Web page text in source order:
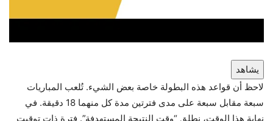
يشاهد
لاحظ أن قواعد هذه البطولة خاصة بعض الشيء. تُلعب المباريات
سبعة مقابل سبعة على مدى فترتين مدة كل منهما 18 دقيقة. في
نهاية هذا الوقت، نطلق “وقت النتيجة المستهدفة”. فترة ذات توقيت